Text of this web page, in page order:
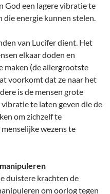
God een lagere vibratie te
energie kunnen stelen.
van Lucifer dient. Het
elkaar doden en
maken (de allergrootste
voorkomt dat ze naar het
is de mensen grote
te laten geven die de
om zichzelf te
wezens te
duistere krachten de
om oorlog tegen